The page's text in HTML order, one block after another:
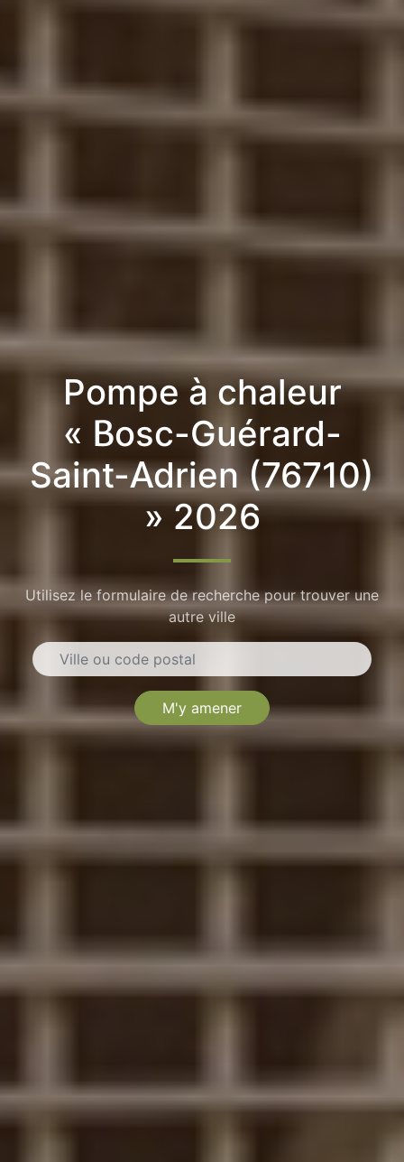
Pompe à chaleur
« Bosc-Guérard-
Saint-Adrien (76710)
» 2026
Utilisez le formulaire de recherche pour trouver une
autre ville
M'y amener